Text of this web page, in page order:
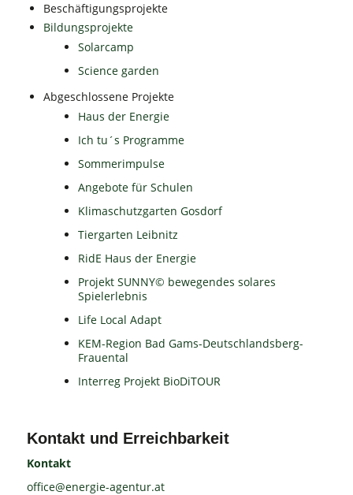
Beschäftigungsprojekte
Bildungsprojekte
Solarcamp
Science garden
Abgeschlossene Projekte
Haus der Energie
Ich tu´s Programme
Sommerimpulse
Angebote für Schulen
Klimaschutzgarten Gosdorf
Tiergarten Leibnitz
RidE Haus der Energie
Projekt SUNNY© bewegendes solares
Spielerlebnis
Life Local Adapt
KEM-Region Bad Gams-Deutschlandsberg-
Frauental
Interreg Projekt BioDiTOUR
Kontakt und Erreichbarkeit
Kontakt
office@energie-agentur.at